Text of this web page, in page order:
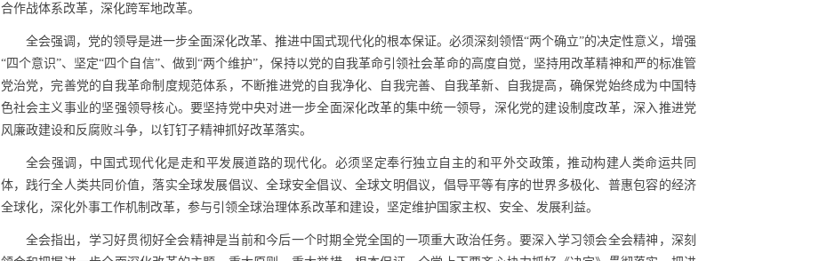
合作战体系改革，深化跨军地改革。
全会强调，党的领导是进一步全面深化改革、推进中国式现代化的根本保证。必须深刻领悟“两个确立”的决定性意义，增强
“四个意识”、坚定“四个自信”、做到“两个维护”，保持以党的自我革命引领社会革命的高度自觉，坚持用改革精神和严的标准管
党治党，完善党的自我革命制度规范体系，不断推进党的自我净化、自我完善、自我革新、自我提高，确保党始终成为中国特
色社会主义事业的坚强领导核心。要坚持党中央对进一步全面深化改革的集中统一领导，深化党的建设制度改革，深入推进党
风廉政建设和反腐败斗争，以钉钉子精神抓好改革落实。
全会强调，中国式现代化是走和平发展道路的现代化。必须坚定奉行独立自主的和平外交政策，推动构建人类命运共同
体，践行全人类共同价值，落实全球发展倡议、全球安全倡议、全球文明倡议，倡导平等有序的世界多极化、普惠包容的经济
全球化，深化外事工作机制改革，参与引领全球治理体系改革和建设，坚定维护国家主权、安全、发展利益。
全会指出，学习好贯彻好全会精神是当前和今后一个时期全党全国的一项重大政治任务。要深入学习领会全会精神，深刻